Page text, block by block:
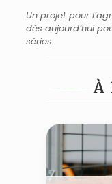
Un projet pour
dès aujourd’hui
séries.
À